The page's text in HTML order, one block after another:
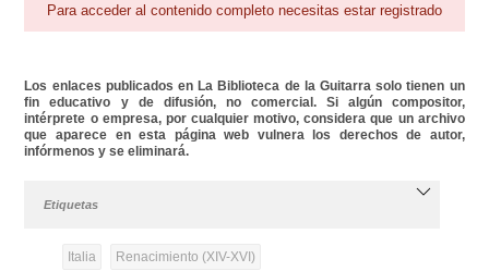
Para acceder al contenido completo necesitas estar registrado
Los enlaces publicados en La Biblioteca de la Guitarra solo tienen un
fin educativo y de difusión, no comercial. Si algún compositor,
intérprete o empresa, por cualquier motivo, considera que un archivo
que aparece en esta página web vulnera los derechos de autor,
infórmenos y se eliminará.
Etiquetas
Italia Renacimiento (XIV-XVI)